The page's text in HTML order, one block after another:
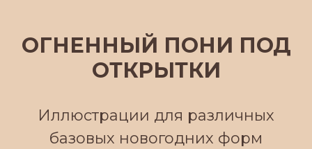
ОГНЕННЫЙ ПОНИ ПОД
ОТКРЫТКИ
Иллюстрации для различных
базовых новогодних форм